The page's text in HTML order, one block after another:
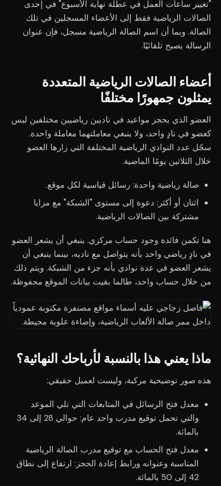
"تغيير ساعات العمل في عطلة نهاية الأسبوع" في إحدى
الصالات الرياضية فقط إلى الأعضاء المسجلين في تلك
الصالة. وبما أن اسم الصالة الرياضية مسجل، فإن عنوان
الرسالة يصبح تلقائيًا.
أعضاء الصالات الرياضية المتعددة
يمثلون جمهورًا مختلفًا
العضو الذي يحجز مواعيد في ناديين رياضيين مختلفين ليس
كعضو في نادٍ واحد، ولا ينبغي معاملتهما معاملة واحدة.
سجّل عدد النوادي الرياضية المختلفة التي زارها العضو
خلال الثلاثين يومًا الماضية.
صالة رياضية واحدة: رسائل قياسية لكل موقع.
اثنان أو أكثر: دعوة إلى مستوى "الشبكة" مع مزايا
مشتركة بين الصالات الرياضية.
هنا تكمن فائدة وجود حساب مركزي. ينبغي أن يشعر العضو
في نادٍ رياضي واحد بأنه يتواصل مع ناديه، بينما ينبغي أن
يشعر العضو في عدة نوادي بأنه جزء من الشبكة. ويتم ذلك
من خلال حساب واحد، طالما بقيت بيانات الموقع محفوظة.
ماذا يعني هذا بالنسبة لأرباحك النهائية؟
هذه صور توضيحية مركبة، وليست لعميل حقيقي:
معدل فتح الرسائل في المتابعات التي تلي الموعد
والتي تحمل توقيع مدرب واحد عام: حوالي 28 إلى 34
بالمائة.
معدل فتح الحساب مع توقيع مدرب الصالة الرياضية
المناسبة وعنوانه ورابط إعادة الحجز: ارتفاع إلى نطاق
42 إلى 50 بالمائة.